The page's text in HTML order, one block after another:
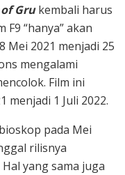
Grukembali harus
“hanya” akan
Mei 2021 menjadi 25
mengalami
Film ini
menjadi 1 Juli 2022.
pada Mei
rilisnya
yang sama juga